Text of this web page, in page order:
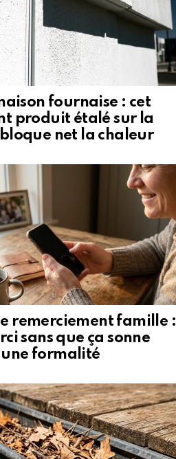
fournaise : cet
produit étalé sur la
net la chaleur
remerciement famille :
sans que ça sonne
une formalité